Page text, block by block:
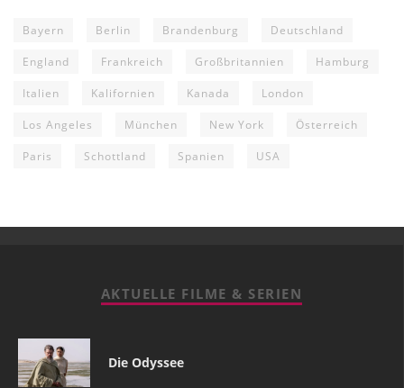
Bayern Berlin Brandenburg Deutschland
England Frankreich Großbritannien Hamburg
Italien Kalifornien Kanada London
Los Angeles München New York Österreich
Paris Schottland Spanien USA
AKTUELLE FILME & SERIEN
Die Odyssee